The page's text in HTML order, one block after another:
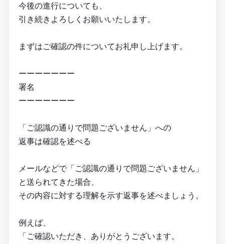
今後の進行についても、
引き続きよろしくお願いいたします。
まずはご確認の件についてお礼申し上げます。
ーーーーーーー
署名
ーーーーーーー
「ご認識の通りで問題ございません」への
返事は確認を述べる
メールなどで「ご認識の通りで問題ございません」
と送られてきた場合、
その内容に対する理解を示す返事を述べましょう。
例えば、
「ご確認いただき、ありがとうございます。